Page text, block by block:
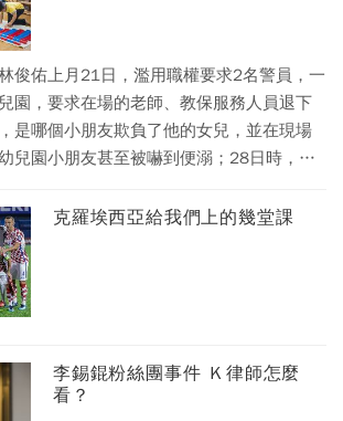
俊佑上月21日，濫用職權要求2名警員，一
園，要求在場的老師、教保服務人員退下
是哪個小朋友欺負了他的女兒，並在現場
兒園小朋友甚至被嚇到便溺；28日時，林
妨害自由及恐嚇等2項罪名，將林俊佑起
克羅埃西亞給我們上的幾堂課
李錫錕粉絲團事件 Ｋ律師怎麼
看？